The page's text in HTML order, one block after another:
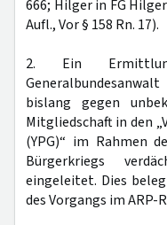
666; Hilger in FG
Aufl., Vor § 158 Rn. 17).
2. Ein
bislang gegen
Mitgliedschaft in den
(YPG)“ im Rahmen
Bürgerkriegs
eingeleitet. Dies
des Vorgangs im ARP-